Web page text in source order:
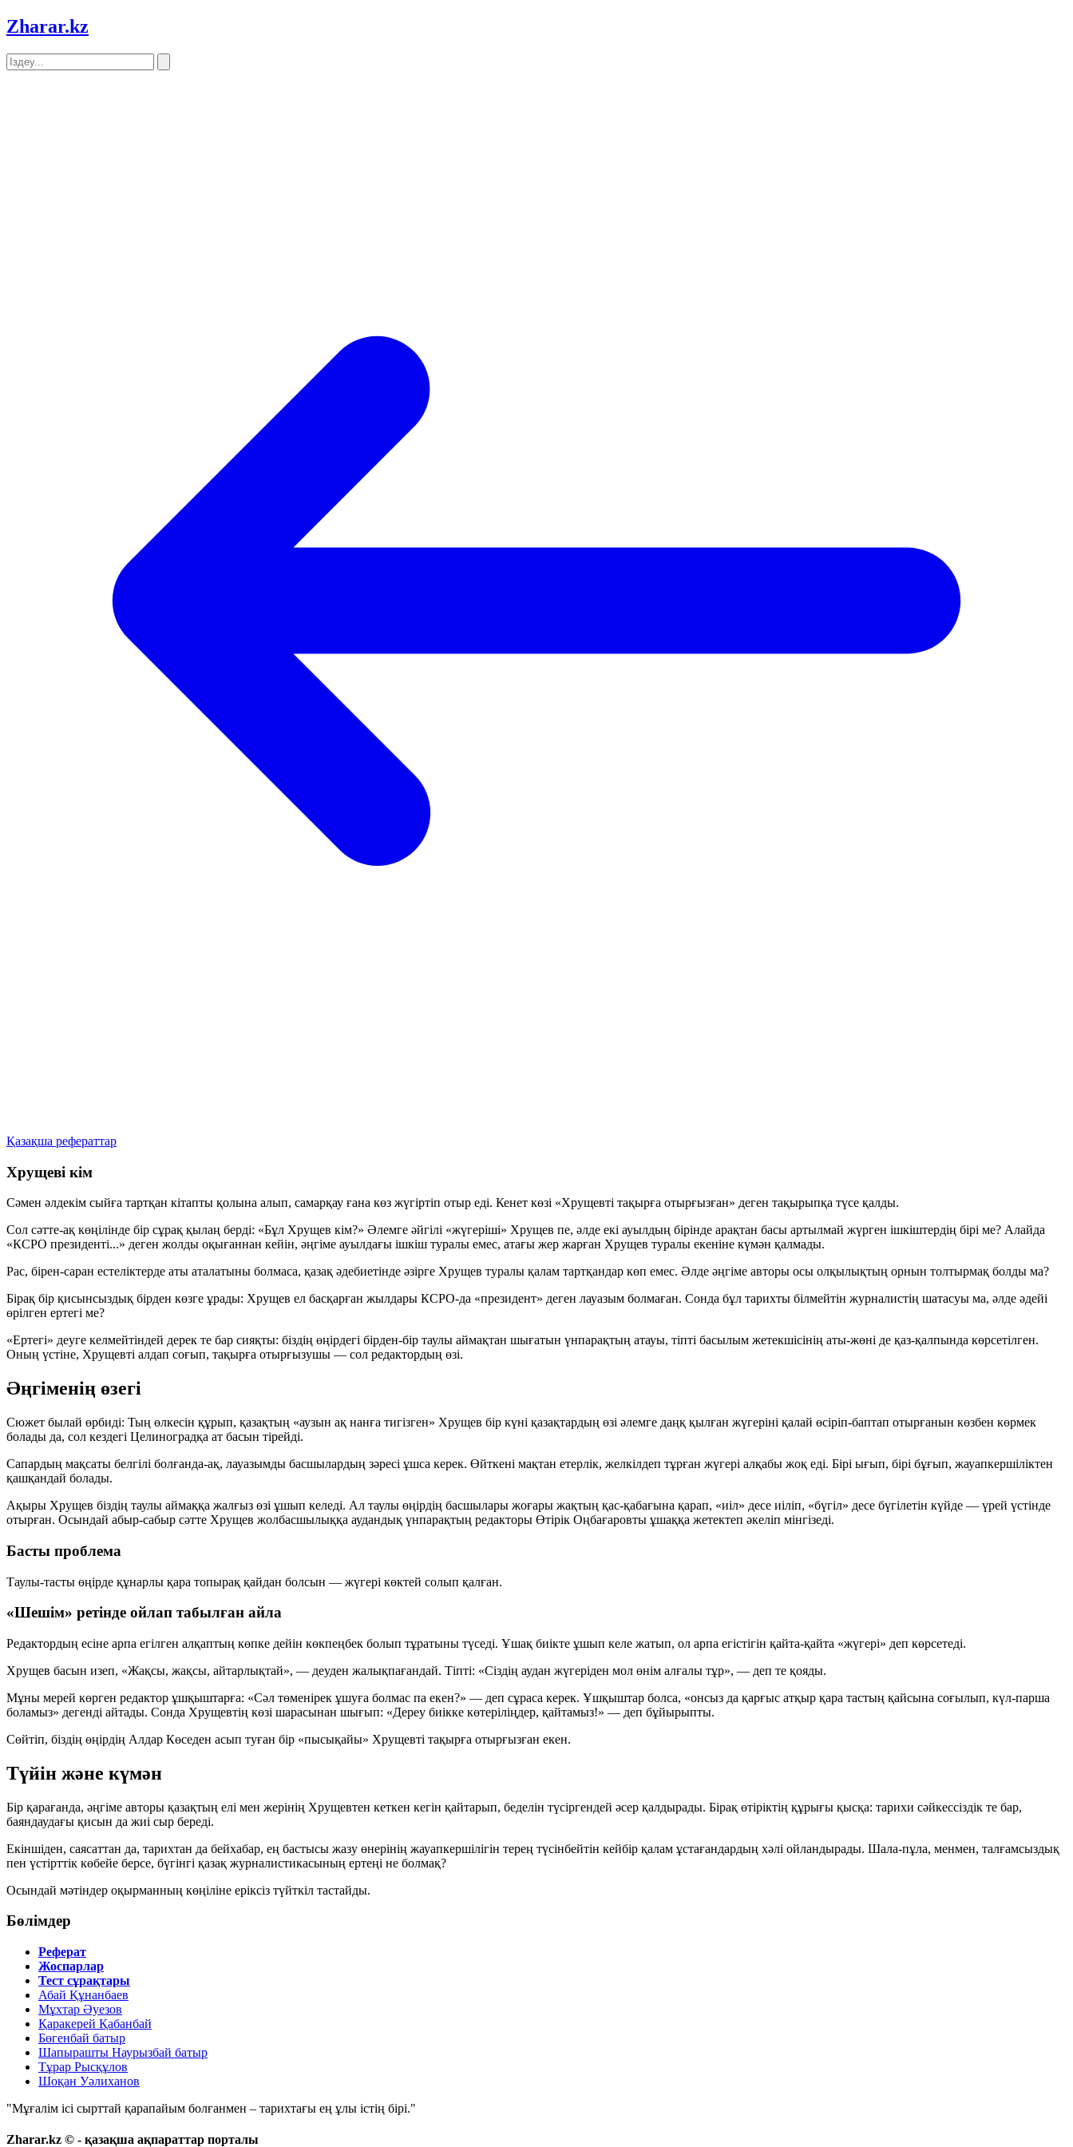
Zharar.kz
Қазақша рефераттар
Хрущеві кім
Сәмен әлдекім сыйға тартқан кітапты қолына алып, самарқау ғана көз жүгіртіп отыр еді. Кенет көзі «Хрущевті тақырға отырғызған» деген тақырыпқа түсе қалды.
Сол сәтте-ақ көңілінде бір сұрақ қылаң берді: «Бұл Хрущев кім?» Әлемге әйгілі «жүгеріші» Хрущев пе, әлде екі ауылдың бірінде арақтан басы артылмай жүрген ішкіштердің бірі ме? Алайда
«КСРО президенті...» деген жолды оқығаннан кейін, әңгіме ауылдағы ішкіш туралы емес, атағы жер жарған Хрущев туралы екеніне күмән қалмады.
Рас, бірен-саран естеліктерде аты аталатыны болмаса, қазақ әдебиетінде әзірге Хрущев туралы қалам тартқандар көп емес. Әлде әңгіме авторы осы олқылықтың орнын толтырмақ болды ма?
Бірақ бір қисынсыздық бірден көзге ұрады: Хрущев ел басқарған жылдары КСРО-да «президент» деген лауазым болмаған. Сонда бұл тарихты білмейтін журналистің шатасуы ма, әлде әдейі
өрілген ертегі ме?
«Ертегі» деуге келмейтіндей дерек те бар сияқты: біздің өңірдегі бірден-бір таулы аймақтан шығатын үнпарақтың атауы, тіпті басылым жетекшісінің аты-жөні де қаз-қалпында көрсетілген.
Оның үстіне, Хрущевті алдап соғып, тақырға отырғызушы — сол редактордың өзі.
Әңгіменің өзегі
Сюжет былай өрбиді: Тың өлкесін құрып, қазақтың «аузын ақ нанға тигізген» Хрущев бір күні қазақтардың өзі әлемге даңқ қылған жүгеріні қалай өсіріп-баптап отырғанын көзбен көрмек
болады да, сол кездегі Целиноградқа ат басын тірейді.
Сапардың мақсаты белгілі болғанда-ақ, лауазымды басшылардың зәресі ұшса керек. Өйткені мақтан етерлік, желкілдеп тұрған жүгері алқабы жоқ еді. Бірі ығып, бірі бұғып, жауапкершіліктен
қашқандай болады.
Ақыры Хрущев біздің таулы аймаққа жалғыз өзі ұшып келеді. Ал таулы өңірдің басшылары жоғары жақтың қас-қабағына қарап, «иіл» десе иіліп, «бүгіл» десе бүгілетін күйде — үрей үстінде
отырған. Осындай абыр-сабыр сәтте Хрущев жолбасшылыққа аудандық үнпарақтың редакторы Өтірік Оңбағаровты ұшаққа жетектеп әкеліп мінгізеді.
Басты проблема
Таулы-тасты өңірде құнарлы қара топырақ қайдан болсын — жүгері көктей солып қалған.
«Шешім» ретінде ойлап табылған айла
Редактордың есіне арпа егілген алқаптың көпке дейін көкпеңбек болып тұратыны түседі. Ұшақ биікте ұшып келе жатып, ол арпа егістігін қайта-қайта «жүгері» деп көрсетеді.
Хрущев басын изеп, «Жақсы, жақсы, айтарлықтай», — деуден жалықпағандай. Тіпті: «Сіздің аудан жүгеріден мол өнім алғалы тұр», — деп те қояды.
Мұны мерей көрген редактор ұшқыштарға: «Сәл төменірек ұшуға болмас па екен?» — деп сұраса керек. Ұшқыштар болса, «онсыз да қарғыс атқыр қара тастың қайсына соғылып, күл-парша
боламыз» дегенді айтады. Сонда Хрущевтің көзі шарасынан шығып: «Дереу биікке көтеріліңдер, қайтамыз!» — деп бұйырыпты.
Сөйтіп, біздің өңірдің Алдар Көседен асып туған бір «пысықайы» Хрущевті тақырға отырғызған екен.
Түйін және күмән
Бір қарағанда, әңгіме авторы қазақтың елі мен жерінің Хрущевтен кеткен кегін қайтарып, беделін түсіргендей әсер қалдырады. Бірақ өтіріктің құрығы қысқа: тарихи сәйкессіздік те бар,
баяндаудағы қисын да жиі сыр береді.
Екіншіден, саясаттан да, тарихтан да бейхабар, ең бастысы жазу өнерінің жауапкершілігін терең түсінбейтін кейбір қалам ұстағандардың хәлі ойландырады. Шала-пұла, менмен, талғамсыздық
пен үстірттік көбейе берсе, бүгінгі қазақ журналистикасының ертеңі не болмақ?
Осындай мәтіндер оқырманның көңіліне еріксіз түйткіл тастайды.
Бөлімдер
Реферат
Жоспарлар
Тест сұрақтары
Абай Құнанбаев
Мұхтар Әуезов
Қаракерей Қабанбай
Бөгенбай батыр
Шапырашты Наурызбай батыр
Тұрар Рысқұлов
Шоқан Уәлиханов
"Мұғалім ісі сырттай қарапайым болғанмен – тарихтағы ең ұлы істің бірі."
Zharar.kz © - қазақша ақпараттар порталы